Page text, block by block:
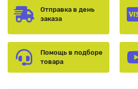
Отправка в день
заказа
Помощь в подборе
товара